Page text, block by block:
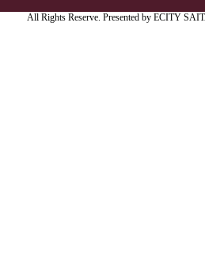
All Rights Reserve. Presented by ECITY